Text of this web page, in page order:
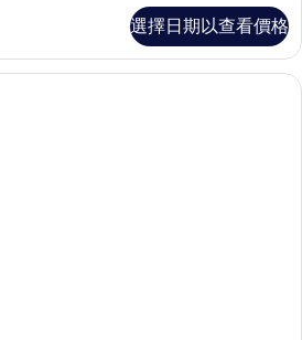
選擇日期以查看價格